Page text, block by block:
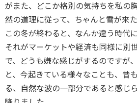
がまた、どこか格別の気持ちを私の
然の道理に従って、ちゃんと雪が来
この冬が終わると、なんか違う時代
それがマーケットや経済も同様に別
で、どうも嫌な感じがするのですが
と、今起きている様々なことも、昔
る、自然な波の一部分であると感じ